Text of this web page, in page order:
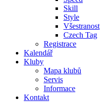
Skill
Style
Všestranost
Czech Tag
Registrace
Kalendář
Kluby
Mapa klubů
Servis
Informace
Kontakt